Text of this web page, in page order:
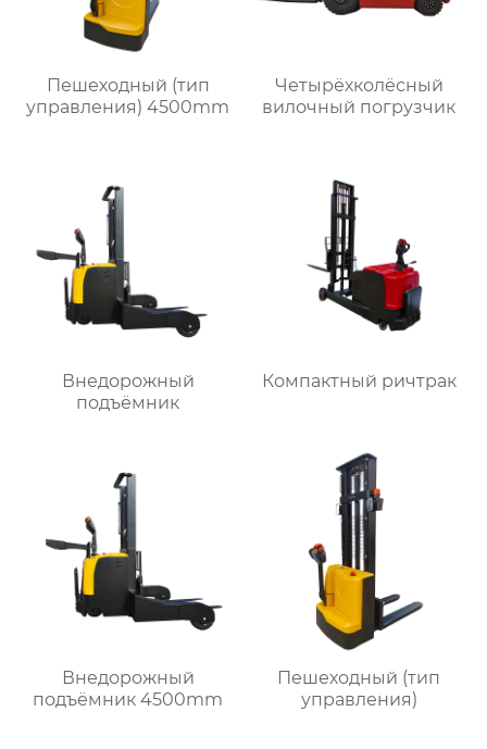
Пешеходный (тип
управления) 4500mm
Четырёхколёсный
вилочный погрузчик
Внедорожный
подъёмник
Компактный ричтрак
Внедорожный
подъёмник 4500mm
Пешеходный (тип
управления)